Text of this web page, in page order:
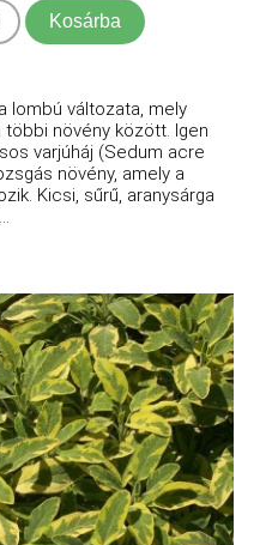
Kosárba
lombú változata, mely
többi növény között. Igen
varjúháj (Sedum acre
növény, amely a
Kicsi, sűrű, aranysárga
...